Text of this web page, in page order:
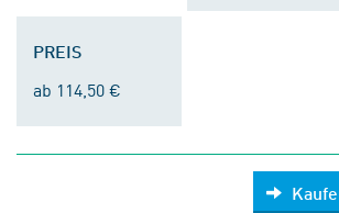
PREIS
ab 114,50 €